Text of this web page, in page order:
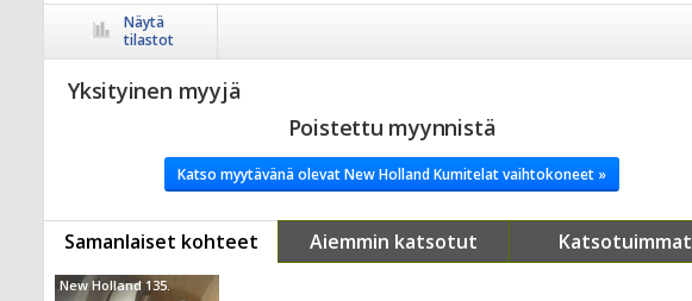
Näytä
tilastot
Yksityinen myyjä
Poistettu myynnistä
Katso myytävänä olevat New Holland Kumitelat vaihtokoneet »
Samanlaiset kohteet Aiemmin katsotut Katsotuimmat
New Holland 135.